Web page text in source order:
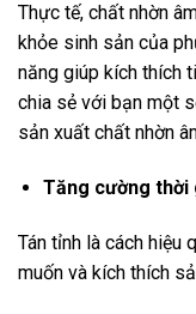
Thực tế, chất nhờn
khỏe sinh sản của
năng giúp kích thích
chia sẻ với bạn một
sản xuất chất nhờn
Tăng cường thời
Tán tỉnh là cách hiệu
muốn và kích thích